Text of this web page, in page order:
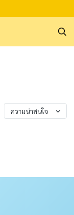
ความน่าสนใจ